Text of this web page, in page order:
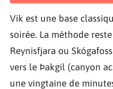
Vik est une base
soirée. La méthode
Reynisfjara ou
vers le Þakgil (canyon
une vingtaine de